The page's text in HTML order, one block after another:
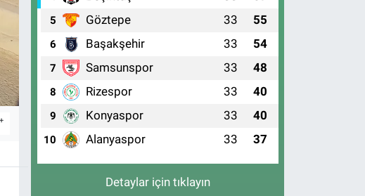
+
5 Göztepe 33 55
6 Başakşehir 33 54
7 Samsunspor 33 48
8 Rizespor 33 40
9 Konyaspor 33 40
10 Alanyaspor 33 37
Detaylar için tıklayın